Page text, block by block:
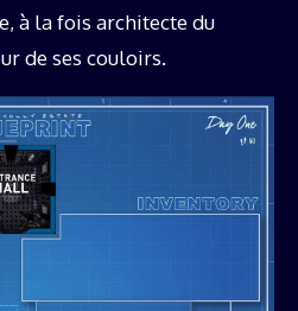
à la fois architecte du
de ses couloirs.